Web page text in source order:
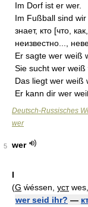
Im Dorf ist er wer.
Im Fußball sind
знает, кто [что,
неизвестно...,
Er sagte wer weiß
Sie sucht wer weiß
Das liegt wer weiß
Er kann dir wer
Deutsch-Russisches
wer
5 wer
I
(G ẃéssen, устwes,
wer seid ihr? —